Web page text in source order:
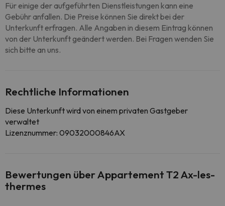
Für einige der aufgeführten Dienstleistungen kann eine
Gebühr anfallen. Die Preise können Sie direkt bei der
Unterkunft erfragen. Alle Angaben in diesem Eintrag können
von der Unterkunft geändert werden. Bei Fragen wenden Sie
sich bitte an uns.
Rechtliche Informationen
Diese Unterkunft wird von einem privaten Gastgeber
verwaltet
Lizenznummer: 09032000846AX
Bewertungen über Appartement T2 Ax-les-
thermes